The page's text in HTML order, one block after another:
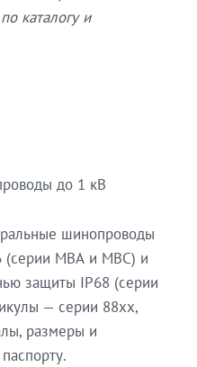
каталогу и
до 1 кВ
шинопроводы
(серии МВА и МВС) и
защиты IP68 (серии
— серии 88xx,
размеры и